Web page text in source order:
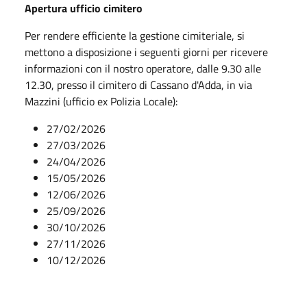
Apertura ufficio cimitero
Per rendere efficiente la gestione cimiteriale, si
mettono a disposizione i seguenti giorni per ricevere
informazioni con il nostro operatore, dalle 9.30 alle
12.30, presso il cimitero di Cassano d'Adda, in via
Mazzini (ufficio ex Polizia Locale):
27/02/2026
27/03/2026
24/04/2026
15/05/2026
12/06/2026
25/09/2026
30/10/2026
27/11/2026
10/12/2026